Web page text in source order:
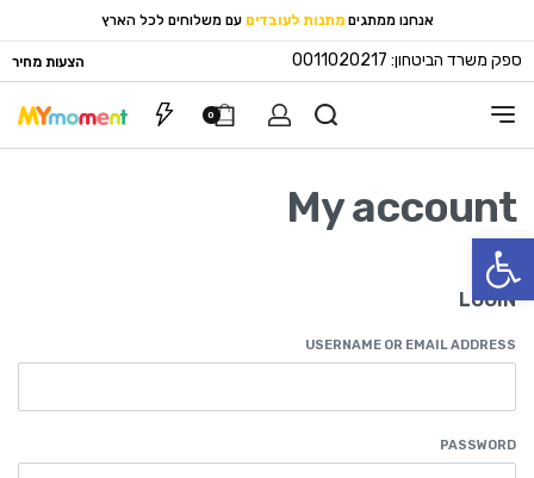
פתח סרגל נגישות
אנחנו ממתגים מתנות לעובדים עם משלוחים לכל הארץ
ספק משרד הביטחון: 0011020217 הצעות מחיר
0
My account
LOGIN
USERNAME OR EMAIL ADDRESS
PASSWORD